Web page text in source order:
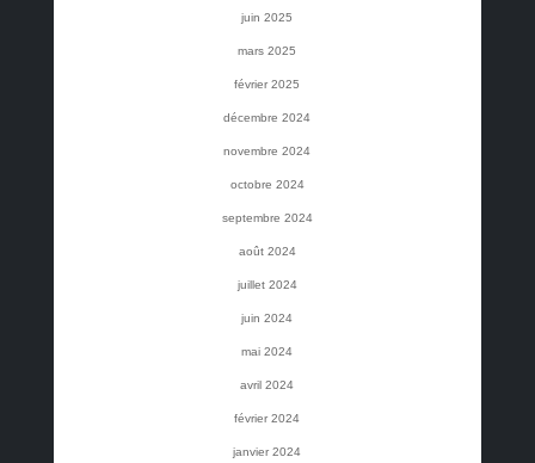
juin 2025
mars 2025
février 2025
décembre 2024
novembre 2024
octobre 2024
septembre 2024
août 2024
juillet 2024
juin 2024
mai 2024
avril 2024
février 2024
janvier 2024